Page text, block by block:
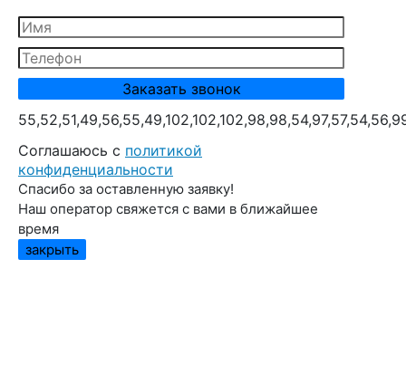
Cоглашаюсь с политикой
конфиденциальности
Спасибо за оставленную заявку!
Наш оператор свяжется с вами в ближайшее
время
закрыть